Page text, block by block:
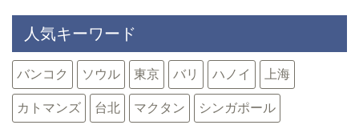
人気キーワード
バンコク ソウル 東京 バリ ハノイ 上海
カトマンズ 台北 マクタン シンガポール